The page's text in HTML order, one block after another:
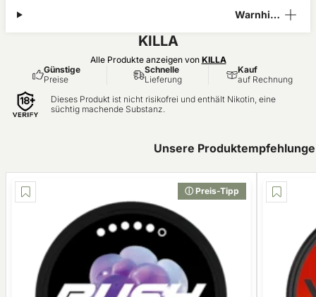
Warnhinw
KILLA
Alle Produkte anzeigen von KILLA
Günstige
Preise
Schnelle
Lieferung
Kauf
auf Rechnung
Dieses Produkt ist nicht risikofrei und enthält Nikotin, eine
süchtig machende Substanz.
Unsere
ⓘ Preis-Tipp